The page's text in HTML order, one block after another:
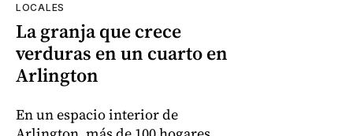
LOCALES
La granja que crece
verduras en un cuarto en
Arlington
En un espacio interior de